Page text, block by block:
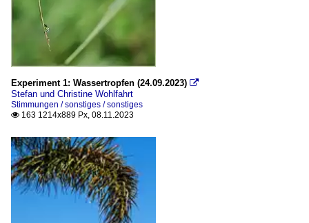
Experiment 1: Wassertropfen (24.09.2023) 
Stefan und Christine Wohlfahrt
Stimmungen / sonstiges / sonstiges
 163 1214x889 Px, 08.11.2023